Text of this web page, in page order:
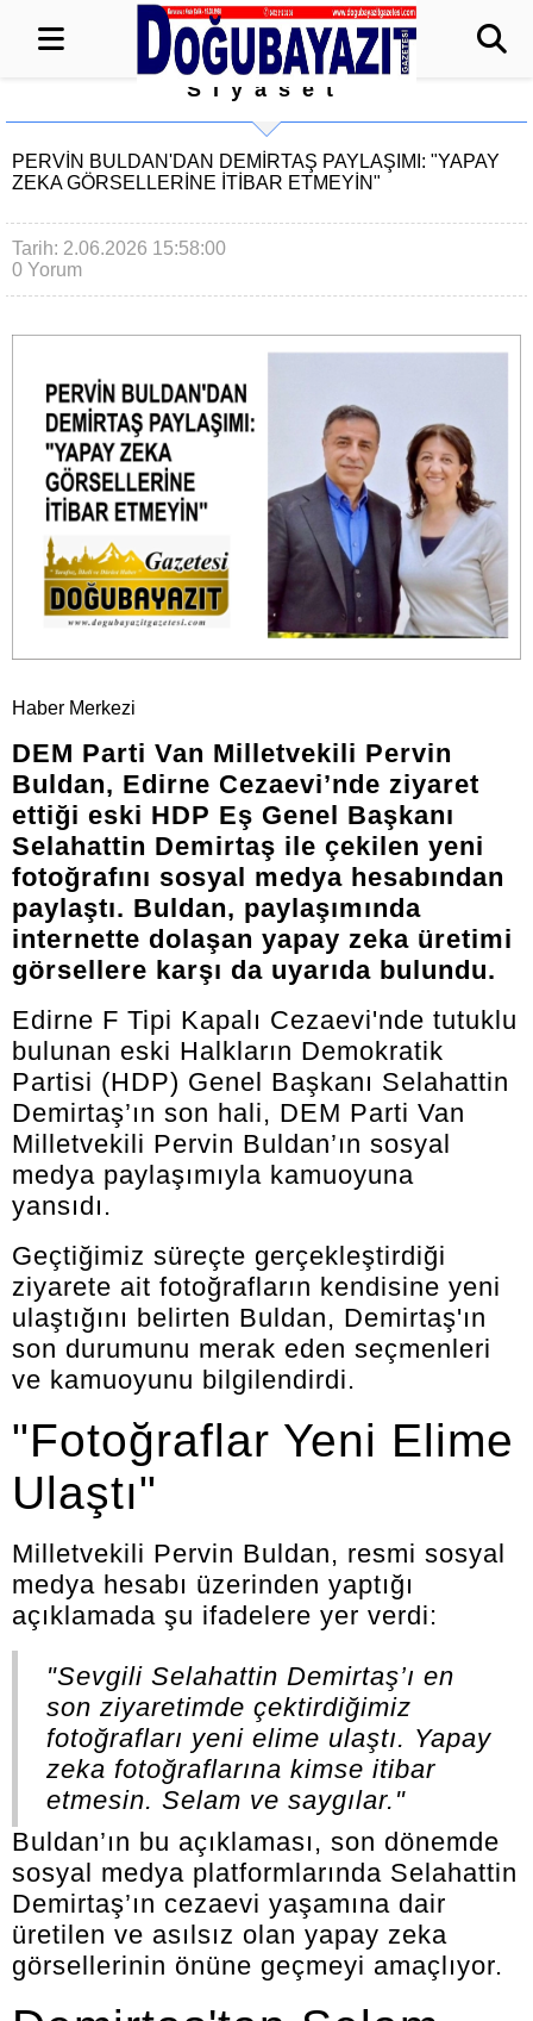
Siyaset
PERVİN BULDAN'DAN DEMİRTAŞ PAYLAŞIMI: "YAPAY
ZEKA GÖRSELLERİNE İTİBAR ETMEYİN"
Tarih: 2.06.2026 15:58:00
0 Yorum
Haber Merkezi
DEM Parti Van Milletvekili Pervin
Buldan, Edirne Cezaevi’nde ziyaret
ettiği eski HDP Eş Genel Başkanı
Selahattin Demirtaş ile çekilen yeni
fotoğrafını sosyal medya hesabından
paylaştı. Buldan, paylaşımında
internette dolaşan yapay zeka üretimi
görsellere karşı da uyarıda bulundu.
Edirne F Tipi Kapalı Cezaevi'nde tutuklu
bulunan eski Halkların Demokratik
Partisi (HDP) Genel Başkanı Selahattin
Demirtaş’ın son hali, DEM Parti Van
Milletvekili Pervin Buldan’ın sosyal
medya paylaşımıyla kamuoyuna
yansıdı.
Geçtiğimiz süreçte gerçekleştirdiği
ziyarete ait fotoğrafların kendisine yeni
ulaştığını belirten Buldan, Demirtaş'ın
son durumunu merak eden seçmenleri
ve kamuoyunu bilgilendirdi.
"Fotoğraflar Yeni Elime
Ulaştı"
Milletvekili Pervin Buldan, resmi sosyal
medya hesabı üzerinden yaptığı
açıklamada şu ifadelere yer verdi:
"Sevgili Selahattin Demirtaş’ı en
son ziyaretimde çektirdiğimiz
fotoğrafları yeni elime ulaştı. Yapay
zeka fotoğraflarına kimse itibar
etmesin. Selam ve saygılar."
Buldan’ın bu açıklaması, son dönemde
sosyal medya platformlarında Selahattin
Demirtaş’ın cezaevi yaşamına dair
üretilen ve asılsız olan yapay zeka
görsellerinin önüne geçmeyi amaçlıyor.